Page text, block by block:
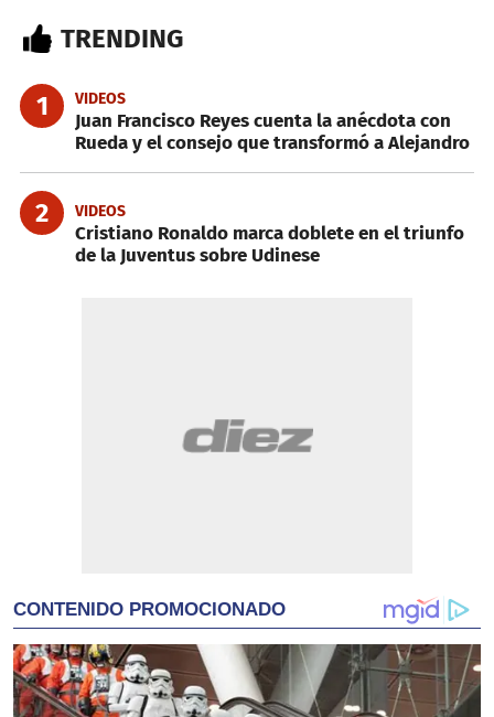
TRENDING
1 VIDEOS
Juan Francisco Reyes cuenta la anécdota con
Rueda y el consejo que transformó a Alejandro
2 VIDEOS
Cristiano Ronaldo marca doblete en el triunfo
de la Juventus sobre Udinese